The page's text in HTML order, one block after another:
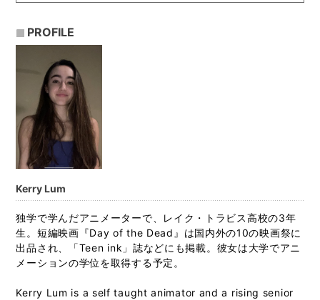
PROFILE
Kerry Lum
独学で学んだアニメーターで、レイク・トラビス高校の3年
生。短編映画『Day of the Dead』は国内外の10の映画祭に
出品され、「Teen ink」誌などにも掲載。彼女は大学でアニ
メーションの学位を取得する予定。
Kerry Lum is a self taught animator and a rising senior